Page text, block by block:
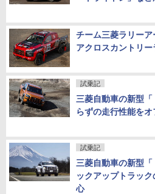
チーム三菱ラリー
アクロスカントリ
試乗記
三菱自動車の新型
らずの走行性能を
試乗記
三菱自動車の新型
ックアップトラッ
心